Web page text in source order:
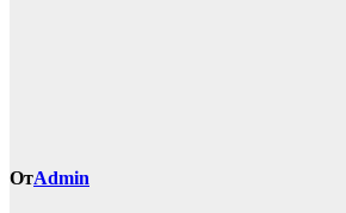
ОтAdmin